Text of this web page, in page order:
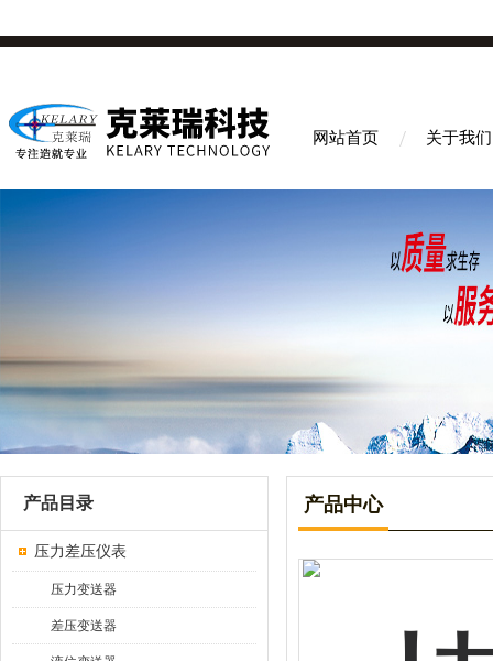
网站首页 关于我们
产品目录
压力差压仪表
压力变送器
差压变送器
产品中心